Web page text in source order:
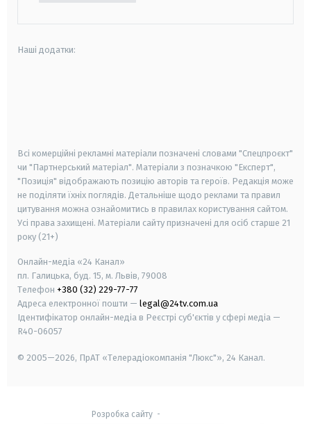
Наші додатки:
Всі комерційні рекламні матеріали позначені словами "Спецпроєкт"
чи "Партнерський матеріал". Матеріали з позначкою "Експерт",
"Позиція" відображають позицію авторів та героїв. Редакція може
не поділяти їхніх поглядів. Детальніше щодо реклами та правил
цитування можна ознайомитись в правилах користування сайтом.
Усі права захищені. Матеріали сайту призначені для осіб старше 21
року (21+)
Онлайн-медіа «24 Канал»
пл. Галицька, буд. 15, м. Львів, 79008
Телефон +380 (32) 229-77-77
Адреса електронної пошти — legal@24tv.com.ua
Ідентифікатор онлайн-медіа в Реєстрі суб'єктів у сфері медіа —
R40-06057
© 2005—2026, ПрАТ «Телерадіокомпанія "Люкс"», 24 Канал.
Розробка сайту-